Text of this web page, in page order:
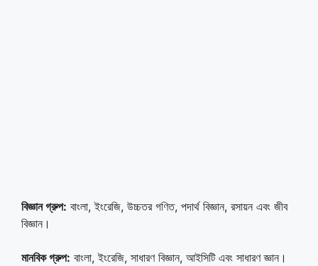
বিজ্ঞান গ্রুপ: বাংলা, ইংরেজি, উচ্চতর গণিত, পদার্থ বিজ্ঞান, রসায়ন এবং জীব
বিজ্ঞান।
মানবিক গ্রুপ: বাংলা, ইংরেজি, সাধারণ বিজ্ঞান, আইসিটি এবং সাধারণ জ্ঞান।